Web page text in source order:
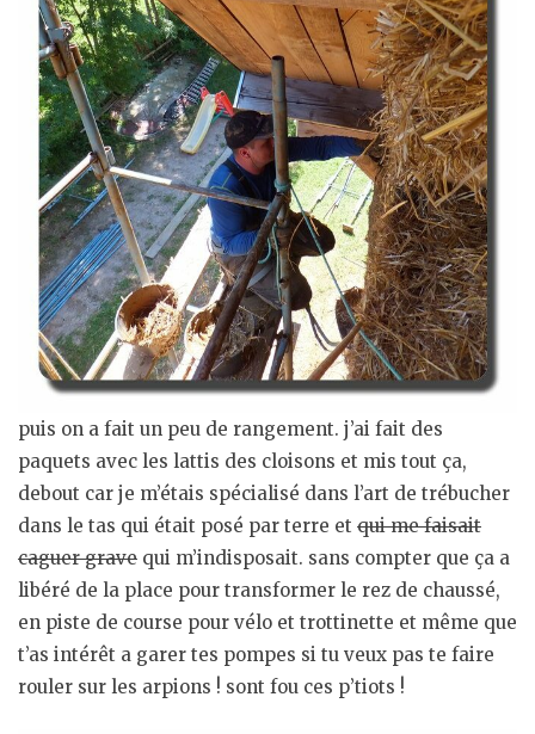
puis on a fait un peu de rangement. j’ai fait des
paquets avec les lattis des cloisons et mis tout ça,
debout car je m’étais spécialisé dans l’art de trébucher
dans le tas qui était posé par terre et qui me faisait
caguer grave qui m’indisposait. sans compter que ça a
libéré de la place pour transformer le rez de chaussé,
en piste de course pour vélo et trottinette et même que
t’as intérêt a garer tes pompes si tu veux pas te faire
rouler sur les arpions ! sont fou ces p’tiots !